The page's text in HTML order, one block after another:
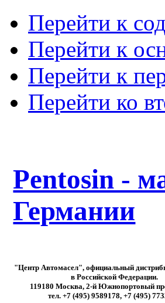
Перейти к
Перейти к
Перейти к
Перейти ко
Pentosin -
Германии
"Центр Автомасел", официальный
в Российской Федерации.
119180 Москва, 2-й Южнопортовый
тел. +7 (495) 9589178, +7 (495)